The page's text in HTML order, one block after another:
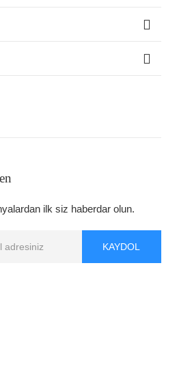
ilk siz haberdar olun.
KAYDOL